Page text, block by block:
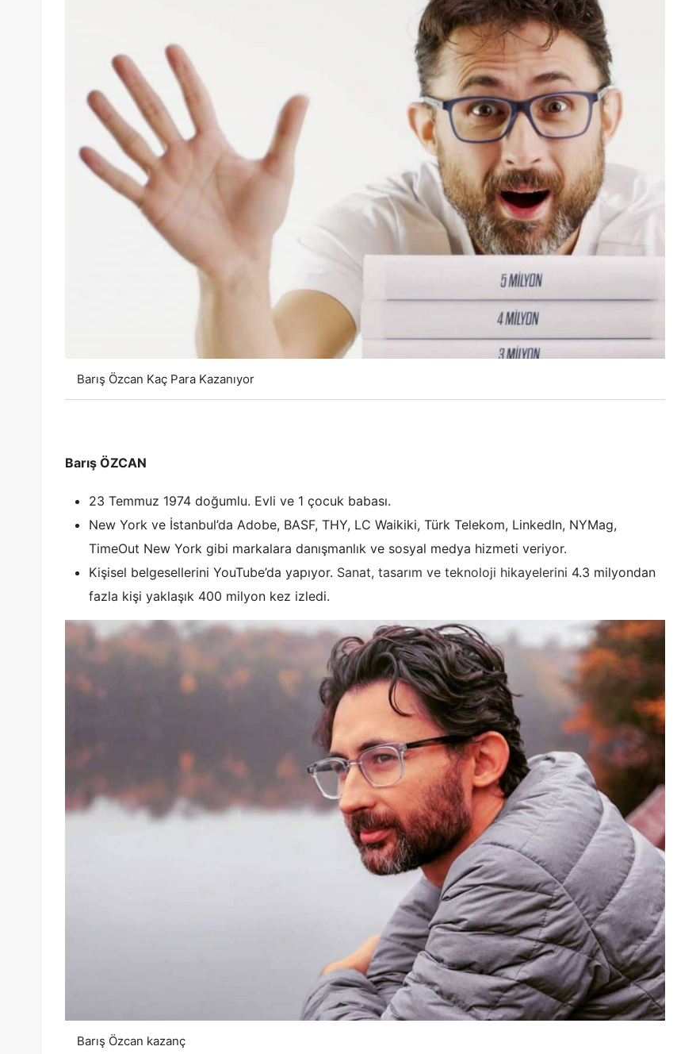
Barış Özcan Kaç Para Kazanıyor
Barış ÖZCAN
23 Temmuz 1974 doğumlu. Evli ve 1 çocuk babası.
New York ve İstanbul’da Adobe, BASF, THY, LC Waikiki, Türk Telekom, LinkedIn, NYMag,
TimeOut New York gibi markalara danışmanlık ve sosyal medya hizmeti veriyor.
Kişisel belgesellerini YouTube’da yapıyor. Sanat, tasarım ve teknoloji hikayelerini 4.3 milyondan
fazla kişi yaklaşık 400 milyon kez izledi.
Barış Özcan kazanç